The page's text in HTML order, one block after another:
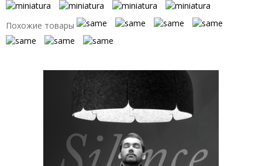
Похожие товары